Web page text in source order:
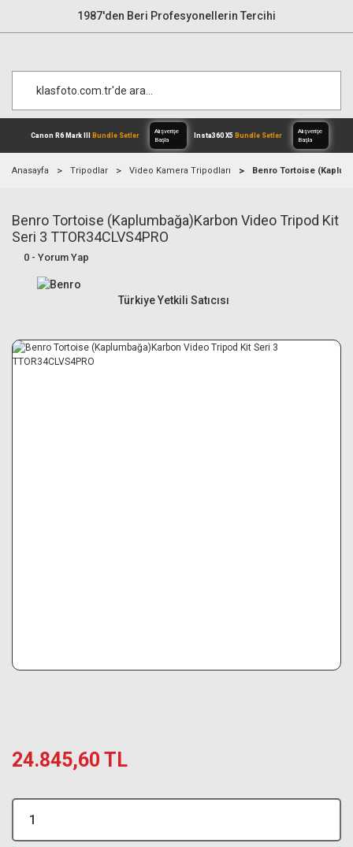
1987'den Beri Profesyonellerin Tercihi
Canon R6 Mark III Bundle Setler
Alışverişe
Anasayfa Tripodlar Video Kamera Tripodları Benro Tortoise
Benro Tortoise (Kaplumbağa)Karbon Video Tripod Kit
Seri 3 TTOR34CLVS4PRO
0 - Yorum Yap
Türkiye Yetkili Satıcısı
24.845,60 TL